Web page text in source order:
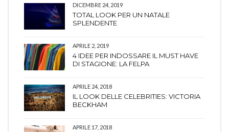
DICEMBRE 24, 2019
TOTAL LOOK PER UN NATALE
SPLENDENTE
APRILE 2, 2019
4 IDEE PER INDOSSARE IL MUST HAVE
DI STAGIONE: LA FELPA
APRILE 24, 2018
IL LOOK DELLE CELEBRITIES: VICTORIA
BECKHAM
APRILE 17, 2018